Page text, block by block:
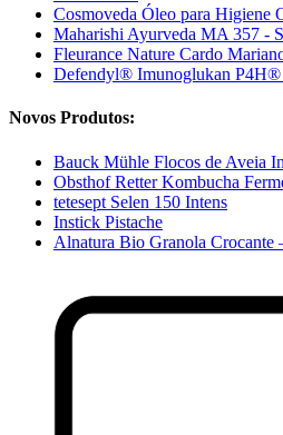
Cosmoveda Óleo para Higiene
Maharishi Ayurveda MA 357 -
Fleurance Nature Cardo
Defendyl® Imunoglukan P4H®
Novos Produtos:
Bauck Mühle Flocos de Aveia
Obsthof Retter Kombucha
tetesept Selen 150 Intens
Instick Pistache
Alnatura Bio Granola Crocante